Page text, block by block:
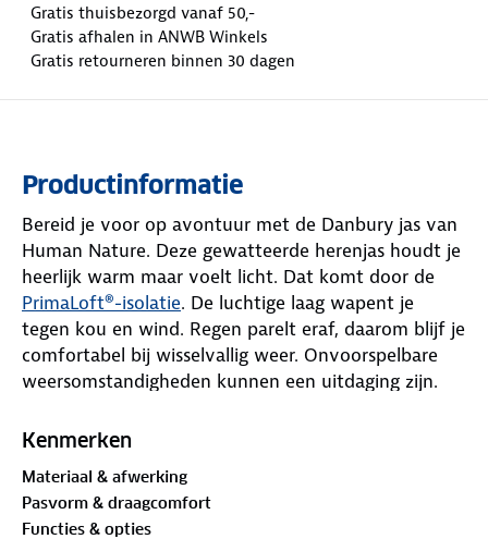
Gratis thuisbezorgd vanaf 50,-
Gratis afhalen in ANWB Winkels
Gratis retourneren binnen 30 dagen
Productinformatie
Bereid je voor op avontuur met de Danbury jas van
Human Nature. Deze gewatteerde herenjas houdt je
heerlijk warm maar voelt licht. Dat komt door de
PrimaLoft®-isolatie. De luchtige laag wapent je
tegen kou en wind. Regen parelt eraf, daarom blijf je
comfortabel bij wisselvallig weer. Onvoorspelbare
weersomstandigheden kunnen een uitdaging zijn.
krijg je een regenbui over je heen. Met dit
voorbereid. Als je hem niet draagt vouw je hem
eenvoudig op tot een compact pakket. Je stopt
Kenmerken
Materiaal & afwerking
Pasvorm & draagcomfort
Functies & opties